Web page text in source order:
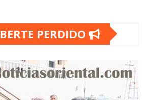
PERDIDO